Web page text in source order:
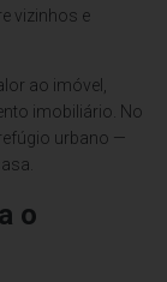
vizinhos e
ao imóvel,
imobiliário. No
urbano —
o